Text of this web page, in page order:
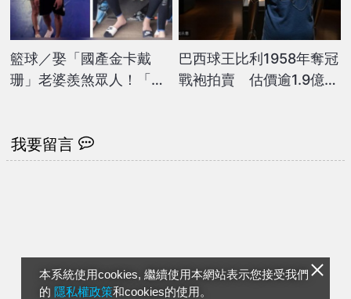
本系統使用cookies, 繼續使用本網站表示您接受我們
的 隱私權政策和cookies的使用。
籃球／娶「國產金卡戴
珊」老婆羨煞眾人！「台
巴西球王比利1958年奪冠
戰袍拍賣 估價逾1.9億台
我要留言